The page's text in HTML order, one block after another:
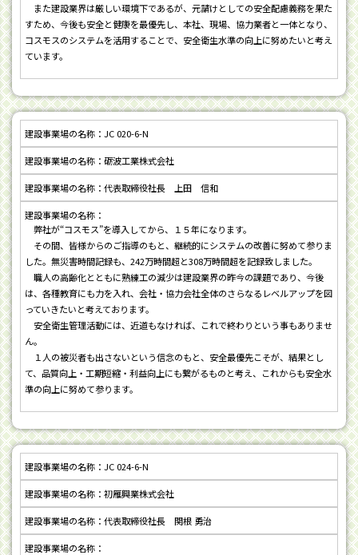
また建設業界は厳しい環境下であるが、元請けとしての安全配慮義務を果た
すため、今後も安全と健康を最優先し、本社、現場、協力業者と一体となり、
コスモスのシステムを活用することで、安全衛生水準の向上に努めたいと考え
ています。
JC 020-6-N
砺波工業株式会社
代表取締役社長 上田 信和
弊社が“コスモス”を導入してから、１５年になります。
その間、皆様からのご指導のもと、継続的にシステムの改善に努めて参りま
した。無災害時間記録も、242万時間超と308万時間超を記録致しました。
職人の高齢化とともに熟練工の減少は建設業界の昨今の課題であり、今後
は、各種教育にも力を入れ、会社・協力会社全体のさらなるレベルアップを図
っていきたいと考えております。
安全衛生管理活動には、近道もなければ、これで終わりという事もありませ
ん。
１人の被災者も出さないという信念のもと、安全最優先こそが、結果とし
て、品質向上・工期短縮・利益向上にも繋がるものと考え、これからも安全水
準の向上に努めて参ります。
JC 024-6-N
初雁興業株式会社
代表取締役社長 関根 勇治